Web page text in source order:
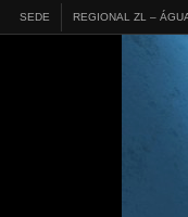
SEDE REGIONAL ZL –